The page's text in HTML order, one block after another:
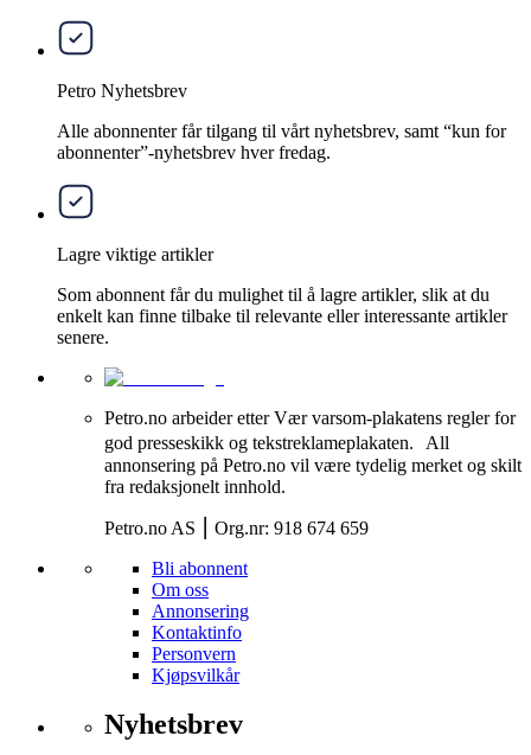
Petro Nyhetsbrev
Alle abonnenter får tilgang til vårt nyhetsbrev, samt “kun for
abonnenter”-nyhetsbrev hver fredag.
Lagre viktige artikler
Som abonnent får du mulighet til å lagre artikler, slik at du
enkelt kan finne tilbake til relevante eller interessante artikler
senere.
Petro.no arbeider etter Vær varsom-plakatens regler for
god presseskikk og tekstreklameplakaten. All
annonsering på Petro.no vil være tydelig merket og skilt
fra redaksjonelt innhold.
Petro.no AS ⎮ Org.nr: 918 674 659
Bli abonnent
Om oss
Annonsering
Kontaktinfo
Personvern
Kjøpsvilkår
Nyhetsbrev